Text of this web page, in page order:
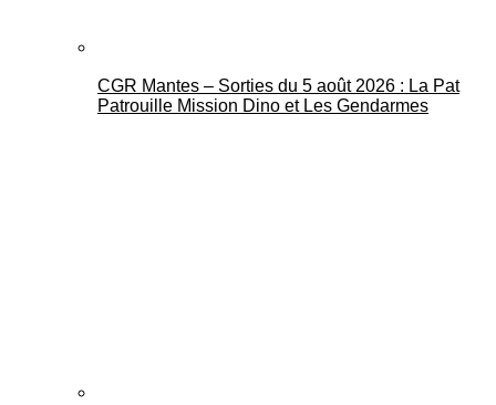
Mantes Actu
CGR Mantes – Sorties du 5 août 2026 : La Pat
Patrouille Mission Dino et Les Gendarmes